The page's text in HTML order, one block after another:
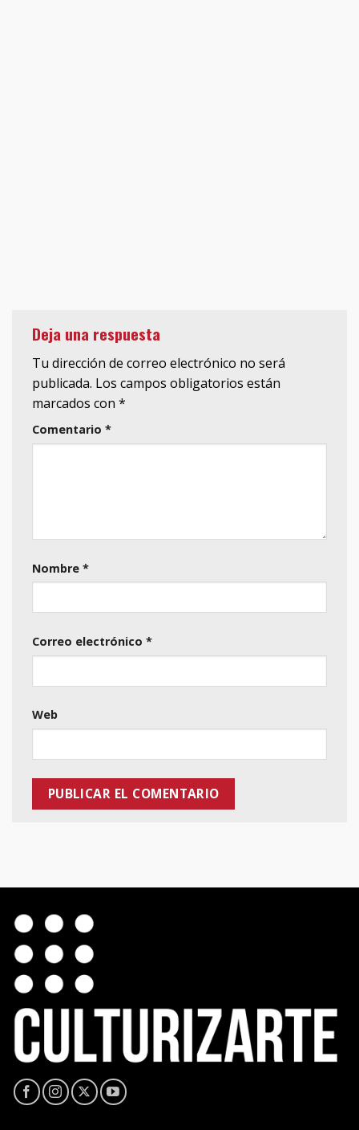
Deja una respuesta
Tu dirección de correo electrónico no será
publicada. Los campos obligatorios están
marcados con *
Comentario *
Nombre *
Correo electrónico *
Web